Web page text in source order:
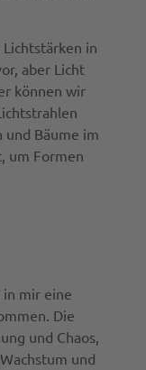
in
aber Licht
können wir
und Bäume im
um Formen
in mir eine
Die
und Chaos,
und